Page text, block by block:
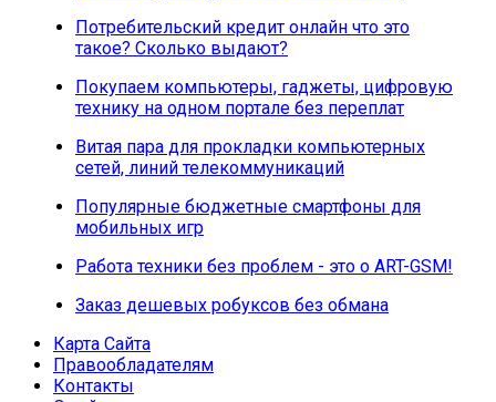
Потребительский кредит онлайн что это
такое? Сколько выдают?
Покупаем компьютеры, гаджеты, цифровую
технику на одном портале без переплат
Витая пара для прокладки компьютерных
сетей, линий телекоммуникаций
Популярные бюджетные смартфоны для
мобильных игр
Работа техники без проблем - это о ART-GSM!
Заказ дешевых робуксов без обмана
Карта Сайта
Правообладателям
Контакты